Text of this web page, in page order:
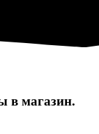
в магазин.